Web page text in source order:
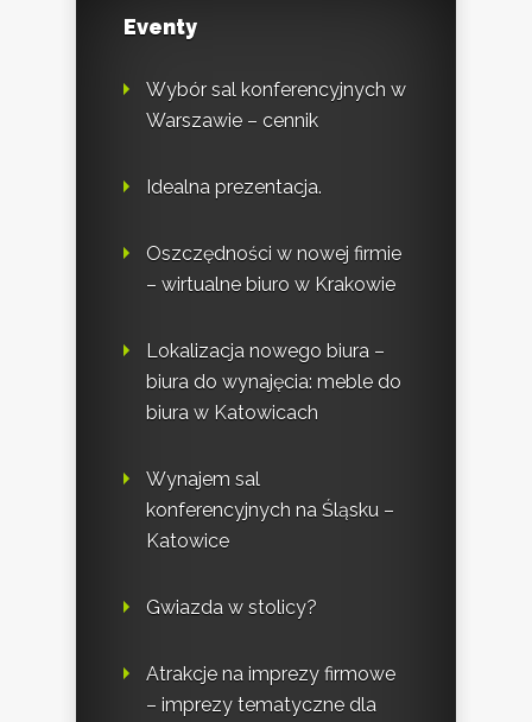
Eventy
Wybór sal konferencyjnych w
Warszawie – cennik
Idealna prezentacja.
Oszczędności w nowej firmie
– wirtualne biuro w Krakowie
Lokalizacja nowego biura –
biura do wynajęcia: meble do
biura w Katowicach
Wynajem sal
konferencyjnych na Śląsku –
Katowice
Gwiazda w stolicy?
Atrakcje na imprezy firmowe
– imprezy tematyczne dla